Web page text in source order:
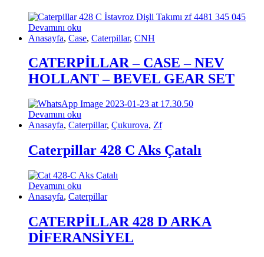
Devamını oku
Anasayfa, Case, Caterpillar, CNH
CATERPİLLAR – CASE – NEV
HOLLANT – BEVEL GEAR SET
Devamını oku
Anasayfa, Caterpillar, Çukurova, Zf
Caterpillar 428 C Aks Çatalı
Devamını oku
Anasayfa, Caterpillar
CATERPİLLAR 428 D ARKA
DİFERANSİYEL